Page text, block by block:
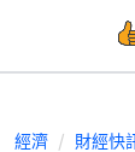
經濟 財經快